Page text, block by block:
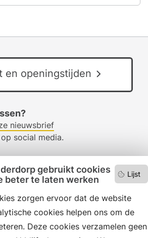
Lijst
gebruikt cookies
beter te laten werken
zorgen ervoor dat de website
cookies helpen ons om de
Deze cookies verzamelen geen
en openingstijden
nieuwsbrief
social media.